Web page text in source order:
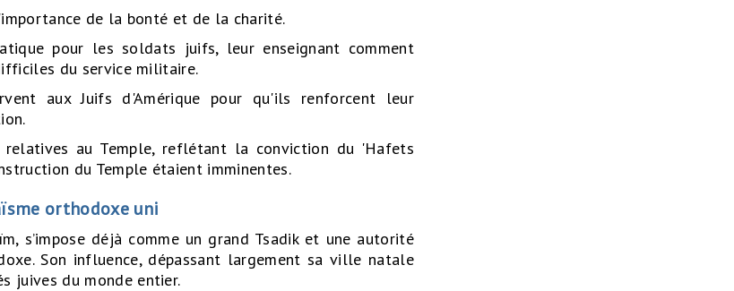
de la bonté et de la charité.
pour les soldats juifs, leur enseignant comment
du service militaire.
aux Juifs d'Amérique pour qu'ils renforcent leur
au Temple, reflétant la conviction du 'Hafets
du Temple étaient imminentes.
orthodoxe uni
s’impose déjà comme un grand Tsadik et une autorité
Son influence, dépassant largement sa ville natale
juives du monde entier.